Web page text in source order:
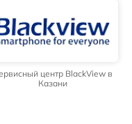
центр BlackView в
Казани